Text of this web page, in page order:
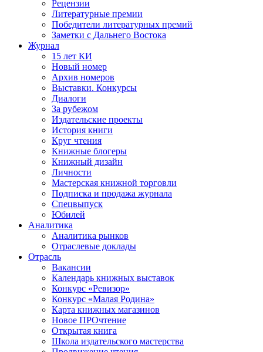
Рецензии
Литературные премии
Победители литературных премий
Заметки с Дальнего Востока
Журнал
15 лет КИ
Новый номер
Архив номеров
Выставки. Конкурсы
Диалоги
За рубежом
Издательские проекты
История книги
Круг чтения
Книжные блогеры
Книжный дизайн
Личности
Мастерская книжной торговли
Подписка и продажа журнала
Спецвыпуск
Юбилей
Аналитика
Аналитика рынков
Отраслевые доклады
Отрасль
Вакансии
Календарь книжных выставок
Конкурс «Ревизор»
Конкурс «Малая Родина»
Карта книжных магазинов
Новое ПРОчтение
Открытая книга
Школа издательского мастерства